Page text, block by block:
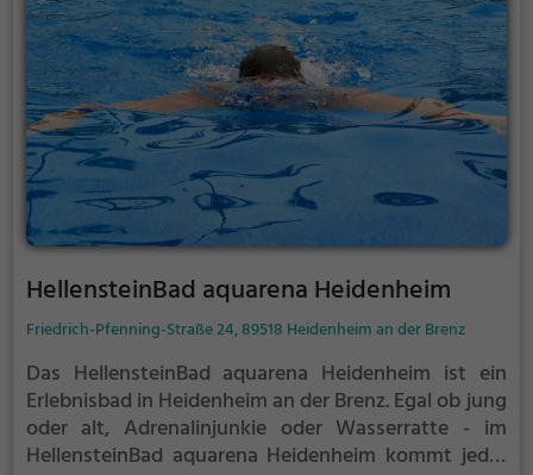
HellensteinBad aquarena Heidenheim
Friedrich-Pfenning-Straße 24, 89518 Heidenheim an der Brenz
Das HellensteinBad aquarena Heidenheim ist ein
Erlebnisbad in Heidenheim an der Brenz.Egal ob jung
oder alt, Adrenalinjunkie oder Wasserratte - im
HellensteinBad aquarena Heidenheim kommt jeder